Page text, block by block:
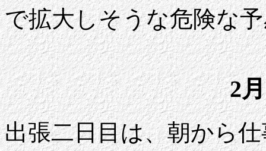
で拡大しそうな危険な
2
出張二日目は、朝から